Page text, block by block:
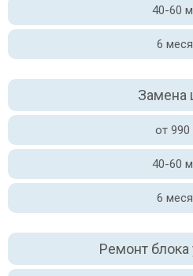
40-60
6
Замена
от 990
40-60
6
Ремонт блока